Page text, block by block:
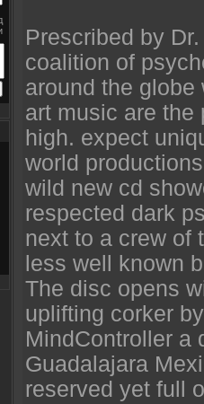
Prescribed by
coalition of
around the
art music are the
high. expect
world
wild new cd
respected dark
next to a crew of
less well known
The disc opens
uplifting corker
MindController a
Guadalajara
reserved yet full